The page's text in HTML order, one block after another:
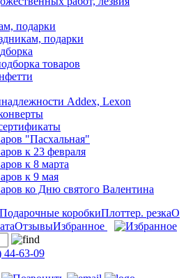
подарки
подарки
товаров
Addex, Lexon
"Пасхальная"
к 23 февраля
к 8 марта
к 9 мая
ко Дню святого Валентина
Подарочные коробкиПлоттер. резкаО
ОтзывыИзбранное
44-63-09